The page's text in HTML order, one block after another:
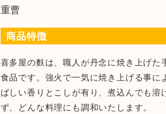
重曹
商品特徴
喜多屋の麩は、職人が丹念に焼き上げた
食品です。強火で一気に焼き上げる事に
ばしい香りとこしが有り、煮込んでも溶
ず、どんな料理にも調和いたします。